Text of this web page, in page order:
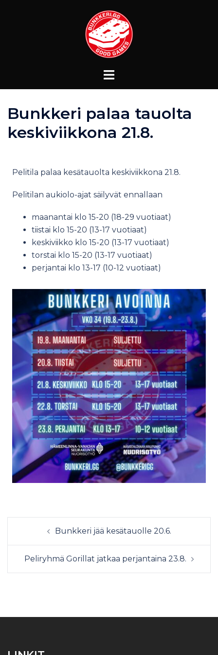
Bunkkeri palaa tauolta
keskiviikkona 21.8.
Pelitila palaa kesätauolta keskiviikkona 21.8.
Pelitilan aukiolo-ajat säilyvät ennallaan
maanantai klo 15-20 (18-29 vuotiaat)
tiistai klo 15-20 (13-17 vuotiaat)
keskiviikko klo 15-20 (13-17 vuotiaat)
torstai klo 15-20 (13-17 vuotiaat)
perjantai klo 13-17 (10-12 vuotiaat)
Bunkkeri jää kesätauolle 20.6.
Peliryhmä Gorillat jatkaa perjantaina 23.8.